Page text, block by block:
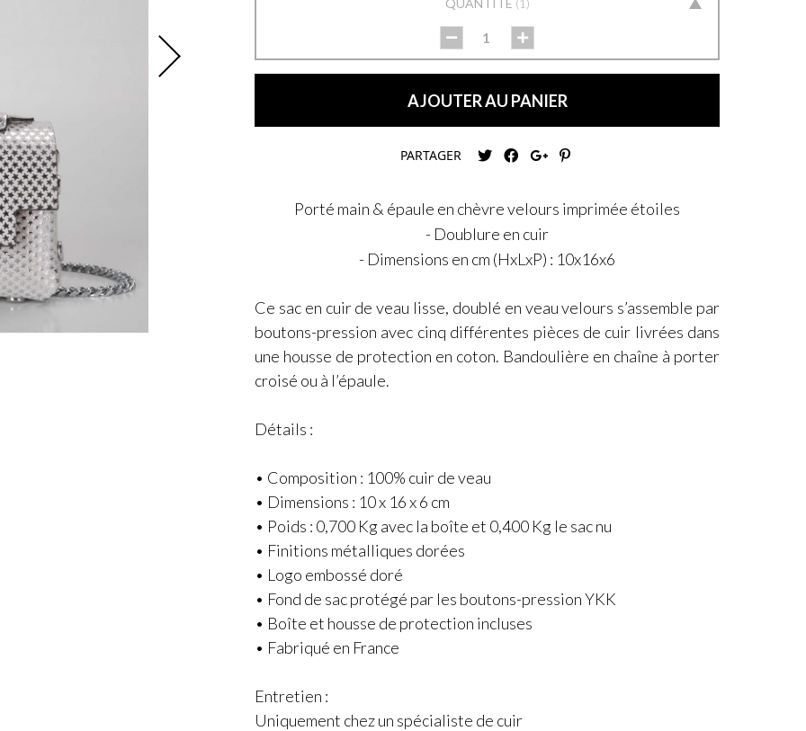
QUANTITÉ 1
AJOUTER AU PANIER
PARTAGER
Porté main & épaule en chèvre velours imprimée étoiles
- Doublure en cuir
- Dimensions en cm (HxLxP) : 10x16x6
Ce sac en cuir de veau lisse, doublé en veau velours s’assemble par
boutons-pression avec cinq différentes pièces de cuir livrées dans
une housse de protection en coton. Bandoulière en chaîne à porter
croisé ou à l’épaule.
Détails :
• Composition : 100% cuir de veau
• Dimensions : 10 x 16 x 6 cm
• Poids : 0,700 Kg avec la boîte et 0,400 Kg le sac nu
• Finitions métalliques dorées
• Logo embossé doré
• Fond de sac protégé par les boutons-pression YKK
• Boîte et housse de protection incluses
• Fabriqué en France
Entretien :
Uniquement chez un spécialiste de cuir